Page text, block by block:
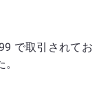
で取引されてお